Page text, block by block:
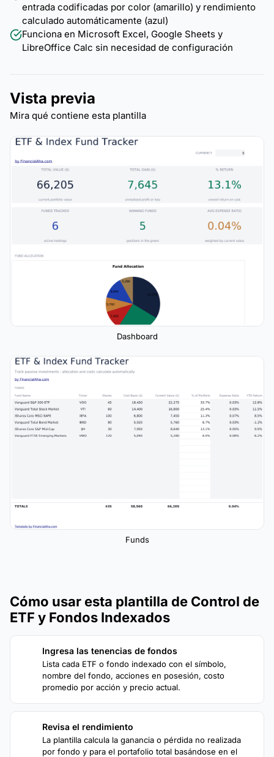
entrada codificadas por color (amarillo) y rendimiento
calculado automáticamente (azul)
Funciona en Microsoft Excel, Google Sheets y
LibreOffice Calc sin necesidad de configuración
Vista previa
Mira qué contiene esta plantilla
Dashboard
Funds
Cómo usar esta plantilla de Control de
ETF y Fondos Indexados
Ingresa las tenencias de fondos
Lista cada ETF o fondo indexado con el símbolo,
nombre del fondo, acciones en posesión, costo
promedio por acción y precio actual.
Revisa el rendimiento
La plantilla calcula la ganancia o pérdida no realizada
por fondo y para el portafolio total basándose en el